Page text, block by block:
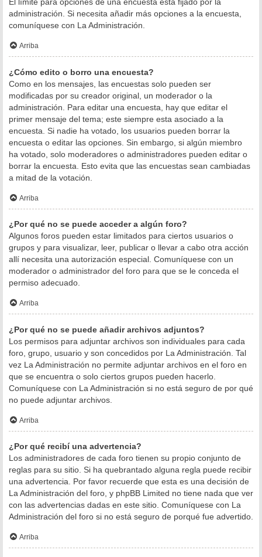
administración. Si necesita añadir más opciones a la encuesta,
comuníquese con La Administración.
Arriba
¿Cómo edito o borro una encuesta?
Como en los mensajes, las encuestas solo pueden ser
modificadas por su creador original, un moderador o la
administración. Para editar una encuesta, hay que editar el
primer mensaje del tema; este siempre esta asociado a la
encuesta. Si nadie ha votado, los usuarios pueden borrar la
encuesta o editar las opciones. Sin embargo, si algún miembro
ha votado, solo moderadores o administradores pueden editar o
borrar la encuesta. Esto evita que las encuestas sean cambiadas
a mitad de la votación.
Arriba
¿Por qué no se puede acceder a algún foro?
Algunos foros pueden estar limitados para ciertos usuarios o
grupos y para visualizar, leer, publicar o llevar a cabo otra acción
allí necesita una autorización especial. Comuníquese con un
moderador o administrador del foro para que se le conceda el
permiso adecuado.
Arriba
¿Por qué no se puede añadir archivos adjuntos?
Los permisos para adjuntar archivos son individuales para cada
foro, grupo, usuario y son concedidos por La Administración. Tal
vez La Administración no permite adjuntar archivos en el foro en
que se encuentra o solo ciertos grupos pueden hacerlo.
Comuníquese con La Administración si no está seguro de por qué
no puede adjuntar archivos.
Arriba
¿Por qué recibí una advertencia?
Los administradores de cada foro tienen su propio conjunto de
reglas para su sitio. Si ha quebrantado alguna regla puede recibir
una advertencia. Por favor recuerde que esta es una decisión de
La Administración del foro, y phpBB Limited no tiene nada que ver
con las advertencias dadas en este sitio. Comuníquese con La
Administración del foro si no está seguro de porqué fue advertido.
Arriba